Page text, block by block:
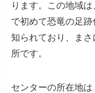
ります。この地域
で初めて恐竜の足
知られており、ま
所です。
センターの所在地は